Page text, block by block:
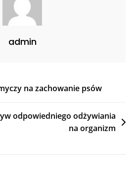
admin
na zachowanie psów
odpowiedniego odżywiania
na organizm